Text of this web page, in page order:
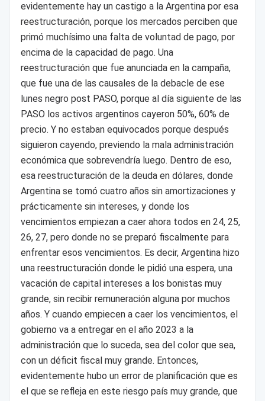
evidentemente hay un castigo a la Argentina por esa
reestructuración, porque los mercados perciben que
primó muchísimo una falta de voluntad de pago, por
encima de la capacidad de pago. Una
reestructuración que fue anunciada en la campaña,
que fue una de las causales de la debacle de ese
lunes negro post PASO, porque al día siguiente de las
PASO los activos argentinos cayeron 50%, 60% de
precio. Y no estaban equivocados porque después
siguieron cayendo, previendo la mala administración
económica que sobrevendría luego. Dentro de eso,
esa reestructuración de la deuda en dólares, donde
Argentina se tomó cuatro años sin amortizaciones y
prácticamente sin intereses, y donde los
vencimientos empiezan a caer ahora todos en 24, 25,
26, 27, pero donde no se preparó fiscalmente para
enfrentar esos vencimientos. Es decir, Argentina hizo
una reestructuración donde le pidió una espera, una
vacación de capital intereses a los bonistas muy
grande, sin recibir remuneración alguna por muchos
años. Y cuando empiecen a caer los vencimientos, el
gobierno va a entregar en el año 2023 a la
administración que lo suceda, sea del color que sea,
con un déficit fiscal muy grande. Entonces,
evidentemente hubo un error de planificación que es
el que se refleja en este riesgo país muy grande, que